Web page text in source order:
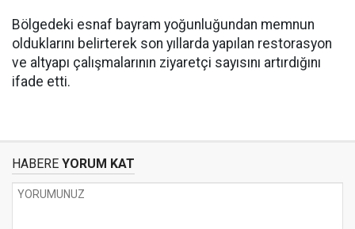
Bölgedeki esnaf bayram yoğunluğundan memnun
olduklarını belirterek son yıllarda yapılan restorasyon
ve altyapı çalışmalarının ziyaretçi sayısını artırdığını
ifade etti.
HABERE YORUM KAT